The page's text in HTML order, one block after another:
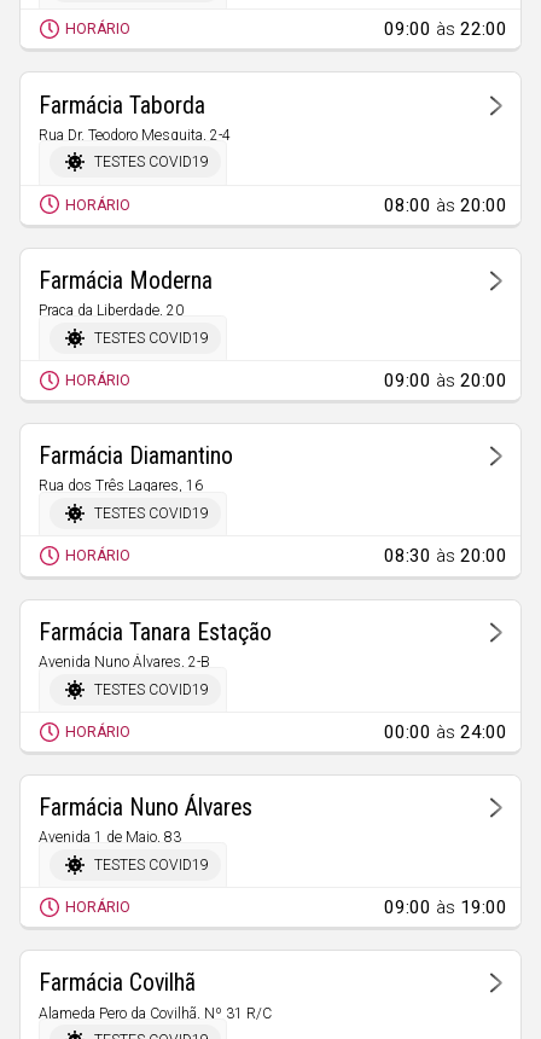
HORÁRIO 09:00 às22:00
Farmácia Taborda
Rua Dr. Teodoro Mesquita, 2-4
Fundão
TESTES COVID19
HORÁRIO 08:00 às20:00
Farmácia Moderna
Praça da Liberdade, 20
Tortosendo
TESTES COVID19
HORÁRIO 09:00 às20:00
Farmácia Diamantino
Rua dos Três Lagares, 16
Fundão
TESTES COVID19
HORÁRIO 08:30 às20:00
Farmácia Tanara Estação
Avenida Nuno Álvares, 2-B
Castelo Branco
TESTES COVID19
HORÁRIO 00:00 às24:00
Farmácia Nuno Álvares
Avenida 1 de Maio, 83
Castelo Branco
TESTES COVID19
HORÁRIO 09:00 às 19:00
Farmácia Covilhã
Alameda Pero da Covilhã, Nº 31 R/C
Covilhã (Santa Maria)